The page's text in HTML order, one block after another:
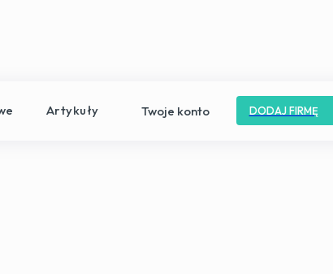
Artykuły Twoje konto DODAJ FIRMĘ